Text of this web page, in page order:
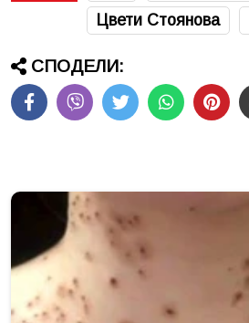
Цвети Стоянова
СПОДЕЛИ: